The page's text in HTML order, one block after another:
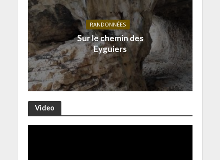
RANDONNÉES
Sur le chemin des
Eyguiers
Video